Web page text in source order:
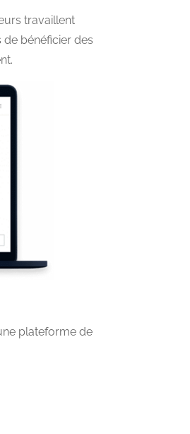
travaillent
bénéficier des
plateforme de